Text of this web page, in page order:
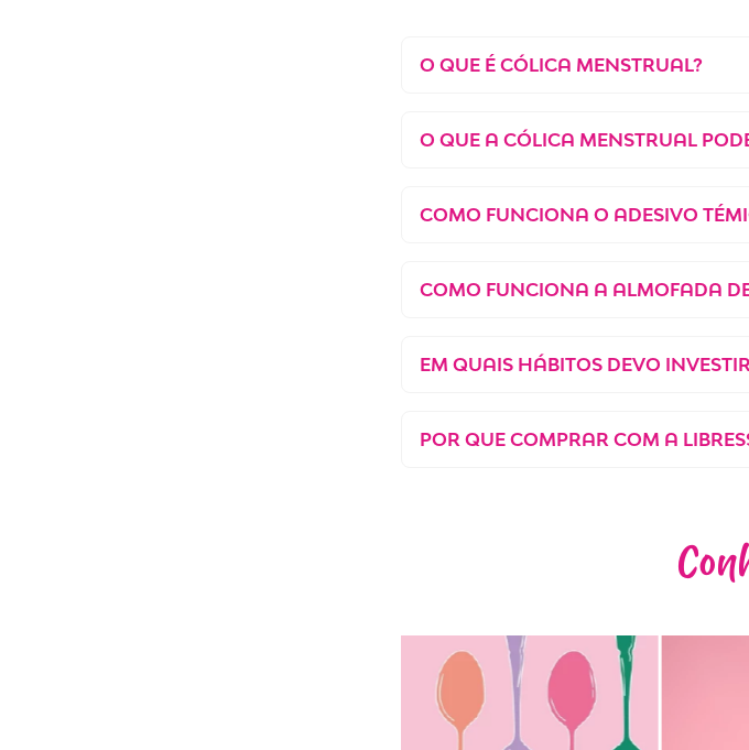
O QUE É CÓLICA MENSTRUAL?
O QUE A CÓLICA MENSTRUAL
COMO FUNCIONA O ADESIVO
COMO FUNCIONA A ALMOFADA
EM QUAIS HÁBITOS DEVO
POR QUE COMPRAR COM A